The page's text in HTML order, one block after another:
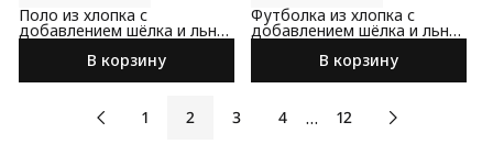
Поло из хлопка с
добавлением шёлка и льна
темно-коричневого цвета
В корзину
Футболка из хлопка с
добавлением шёлка и льна
светло-серого цвета
В корзину
1 2 3 4 … 12